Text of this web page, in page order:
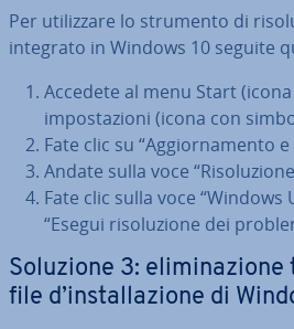
Per uti­liz­za­re lo strumento di
integrato in Windows 10 seguite
Accedete al menu Start
im­po­sta­zio­ni (icona con
Fate clic su “Ag­gior­na­men­to e
Andate sulla voce
Fate clic sulla voce “Windows
“Esegui ri­so­lu­zio­ne dei
Soluzione 3: eli­mi­na­zio­ne
file d’in­stal­la­zio­ne di